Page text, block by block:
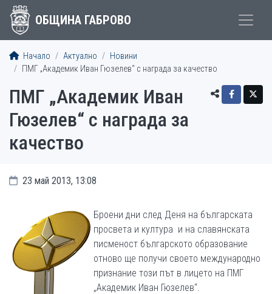
ОБЩИНА ГАБРОВО
Начало Актуално
Новини
ПМГ „Академик Иван Гюзелев“ с награда за качество
ПМГ „Академик Иван
Гюзелев“ с награда за
качество
23 май 2013, 13:08
Броени дни след Деня на българската
просвета и култура и на славянската
писменост българското образование
отново ще получи своето международно
признание този път в лицето на ПМГ
„Академик Иван Гюзелев“.